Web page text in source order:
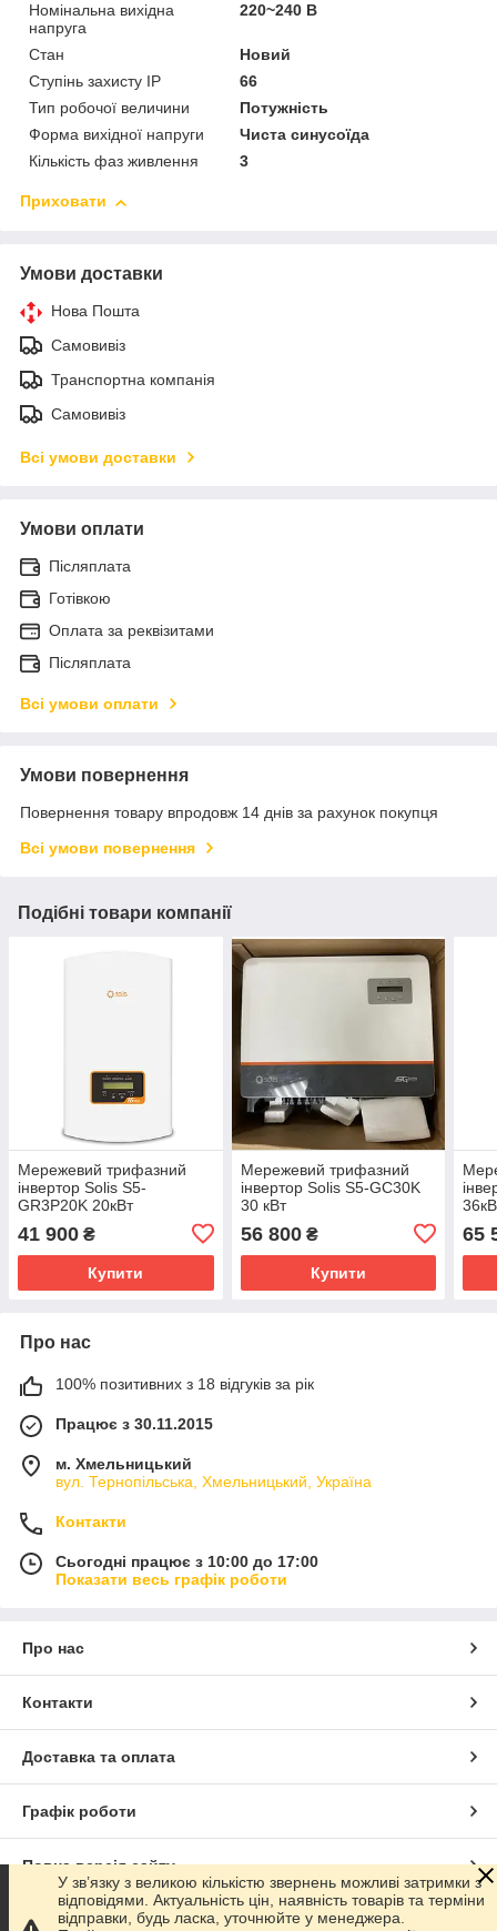
Номінальна вихідна
напруга
220~240 В
Стан
Новий
Ступінь захисту IP
66
Тип робочої величини
Потужність
Форма вихідної напруги
Чиста синусоїда
Кількість фаз живлення
3
Приховати
Умови доставки
Нова Пошта
Самовивіз
Транспортна компанія
Самовивіз
Всі умови доставки
Умови оплати
Післяплата
Готівкою
Оплата за реквізитами
Післяплата
Всі умови оплати
Умови повернення
Повернення товару впродовж 14 днів за рахунок покупця
Всі умови повернення
Подібні товари компанії
Мережевий трифазний
інвертор Solis S5-
GR3P20K 20кВт
41 900 ₴
Купити
Мережевий трифазний
інвертор Solis S5-GC30K
30 кВт
56 800₴
Купити
65
Про нас
100% позитивних з 18 відгуків за рік
Працює з 30.11.2015
м. Хмельницький
вул. Тернопільська, Хмельницький, Україна
Контакти
Сьогодні працює з 10:00 до 17:00
Показати весь графік роботи
Про нас
Контакти
Доставка та оплата
Графік роботи
Повна версія сайту
Сайт створено на маркетплейсіProm.ua
У зв’язку з великою кількістю звернень можливі затримки з
відповідями. Актуальність цін, наявність товарів та терміни
відправки, будь ласка, уточнюйте у менеджера.